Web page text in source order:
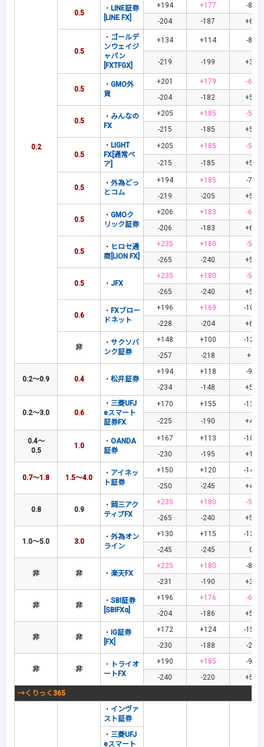
0.2
0.5
・ LINE証券
[LINE FX]
+194 +177
-82
-204
-187 +67
0.5
・ ゴールデ
ンウェイジ
ャパン
[FXTFGX]
+134 +114 -87
-219 -199 +37
0.5
・ GMO外
貨
+201 +179
-62
-204
-182 +59
0.5
・ みんなの
FX
+205 +185
-55
-215
-185 +55
0.5
・ LIGHT
FX[通常ペ
ア]
+205 +185 -55
-215 -185 +55
0.5
・ 外為どっ
とコム
+194 +185
-73
-219
-205 +58
0.5
・ GMOク
リック証券
+206 +183
-60
-206
-183 +60
0.5
・ ヒロセ通
商[LION FX]
+235 +180
-59
-265
-240 +59
0.5 ・ JFX
+235 +180
-59
-265
-240 +59
0.6
・ FXブロー
ドネット
+196 +169
-103
-228
-204 +60
非
・ サクソバ
ンク証券
+148 +100
-122
-257
-218 +4
0.2～0.9 0.4 ・ 松井証券
+194 +118
-90
-234
-148 +50
0.2～3.0 0.6
・ 三菱UFJ
eスマート
証券FX
+170 +155 -134
-225 -190 +44
0.4～
0.5
1.0
・ OANDA
証券
+167 +113
-108
-230
-195 +18
0.7～1.8 1.5～4.0
・ アイネッ
ト証券
+150 +120
-140
-250
-245 +45
0.8 0.9
・ 岡三アク
ティブFX
+235 +180
-59
-265
-240 +59
1.0～5.0 3.0
・ 外為オン
ライン
+130 +115
-130
-245
-245 0
非 非 ・ 楽天FX
+225 +180
-83
-231
-190 +38
非 非
・ SBI証券
[SBIFXα]
+196 +176
-63
-204
-186 +58
非 非
・ IG証券
[FX]
+172 +124
-152
-230
-188 -24
非 非
・
トライオ
ートFX
+190 +185
-95
-240
-220
+55
→くりっく365
・ インヴァ
スト証券
・ 三菱UFJ
eスマート